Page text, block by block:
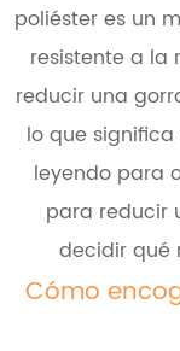
poliéster es un
resistente a la
reducir una
lo que
leyendo para
para reducir
decidir qué
Cómo